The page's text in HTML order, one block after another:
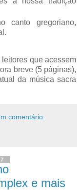
canto gregoriano,
que acessem
breve (5 páginas),
da música sacra
comentário:
e mais